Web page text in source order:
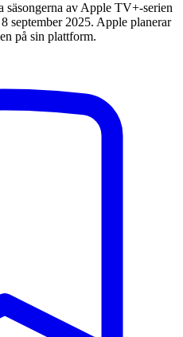
säsongerna av Apple TV+-serien
september 2025. Apple planerar
på sin plattform.